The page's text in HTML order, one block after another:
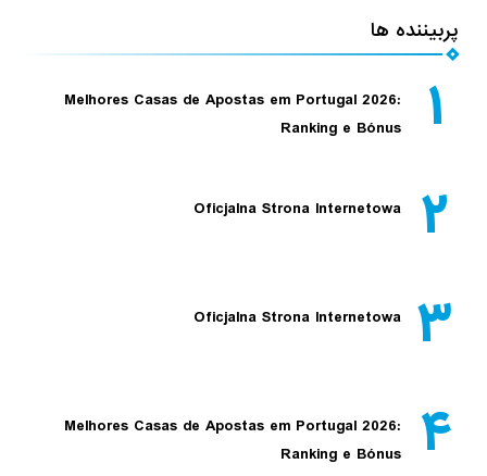
پربیننده ها
۱
Melhores Casas de Apostas em Portugal 2026:
Ranking e Bónus
۲ Oficjalna Strona Internetowa
۳ Oficjalna Strona Internetowa
۴
Melhores Casas de Apostas em Portugal 2026:
Ranking e Bónus